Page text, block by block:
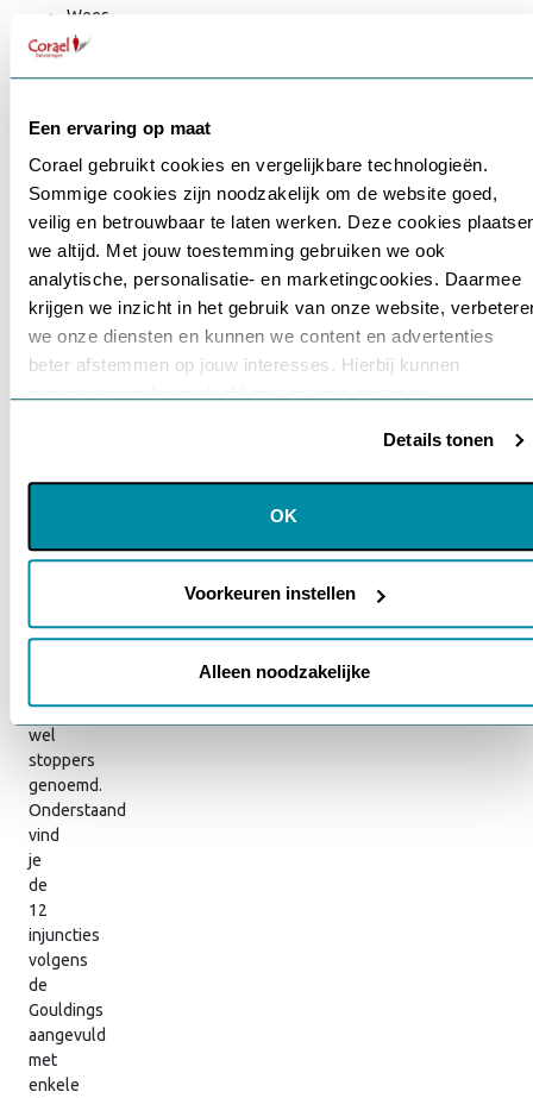
Een ervaring op maat
Corael gebruikt cookies en vergelijkbare technologieën.
Sommige cookies zijn noodzakelijk om de website goed,
veilig en betrouwbaar te laten werken. Deze cookies
we altijd. Met jouw toestemming gebruiken we ook
analytische, personalisatie- en marketingcookies. Daarmee
krijgen we inzicht in het gebruik van onze website,
we onze diensten en kunnen we content en advertenties
beter afstemmen op jouw interesses. Hierbij kunnen
Klik op ‘OK’ om alle cookies te accepteren. Kies ‘Alleen
noodzakelijk’ om alleen noodzakelijke cookies toe te staan.
Via ‘Voorkeuren instellen’ kun je per categorie kiezen welke
wijzigen via onze cookie-instellingen. Meer informatie vind je
cookiebeleid en onze privacyverklaring.
Details tonen
OK
Voorkeuren instellen
Alleen noodzakelijke
Wees
sterk
(DP)
Doe
je
best
(DJB)
Maak
voort
of
Schiet
op
Toelichting
ook
wel
stoppers
genoemd.
Onderstaand
vind
je
de
12
injuncties
volgens
de
Gouldings
aangevuld
met
enkele
Gebruikersnaam of e-mailadres *
Wachtwoord*
Login
Je wachtwoord vergeten?